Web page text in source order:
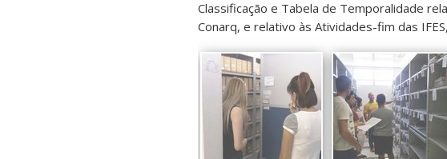
Classificação e Tabela de Temporalidade
Conarq, e relativo às Atividades-fim das